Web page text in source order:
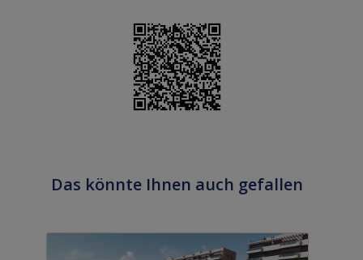
Das könnte Ihnen auch gefallen